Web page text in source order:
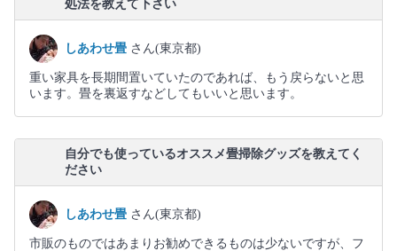
処法を教えて下さい
しあわせ畳 さん(東京都)
重い家具を長期間置いていたのであれば、もう戻らないと思
います。畳を裏返すなどしてもいいと思います。
自分でも使っているオススメ畳掃除グッズを教えてく
ださい
しあわせ畳 さん(東京都)
市販のものではあまりお勧めできるものは少ないですが、フ